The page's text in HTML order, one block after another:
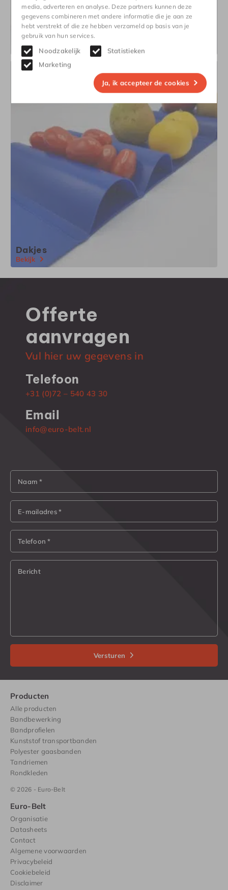
media, adverteren en analyse. Deze partners kunnen deze
gegevens combineren met andere informatie die je aan ze
hebt verstrekt of die ze hebben verzameld op basis van je
gebruik van hun services.
Noodzakelijk
Statistieken
Marketing
Ja, ik accepteer de cookies
Golfranden
Bekijk
Dakjes
Bekijk
Offerte
aanvragen
Vul hier uw gegevens in
Telefoon
+31 (0)72 – 540 43 30
Email
info@euro-belt.nl
Naam *
E-mailadres *
Telefoon *
Bericht
Versturen
Producten
Alle producten
Bandbewerking
Bandprofielen
Kunststof transportbanden
Polyester gaasbanden
Tandriemen
Rondkleden
© 2026 - Euro-Belt
Euro-Belt
Organisatie
Datasheets
Contact
Algemene voorwaarden
Privacybeleid
Cookiebeleid
Disclaimer